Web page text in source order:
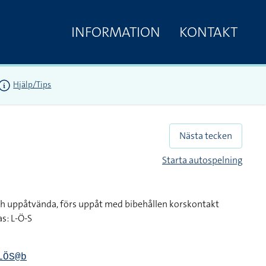
INFORMATION KONTAKT
Hjälp/Tips
Nästa tecken
Starta autospelning
uppåtvända, förs uppåt med bibehållen korskontakt
L-Ö-S